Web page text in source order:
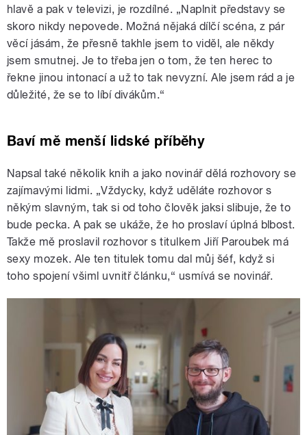
hlavě a pak v televizi, je rozdílné. „Naplnit představy se
skoro nikdy nepovede. Možná nějaká dílčí scéna, z pár
věcí jásám, že přesně takhle jsem to viděl, ale někdy
jsem smutnej. Je to třeba jen o tom, že ten herec to
řekne jinou intonací a už to tak nevyzní. Ale jsem rád a je
důležité, že se to líbí divákům.“
Baví mě menší lidské příběhy
Napsal také několik knih a jako novinář dělá rozhovory se
zajímavými lidmi. „Vždycky, když uděláte rozhovor s
někým slavným, tak si od toho člověk jaksi slibuje, že to
bude pecka. A pak se ukáže, že ho proslaví úplná blbost.
Takže mě proslavil rozhovor s titulkem Jiří Paroubek má
sexy mozek. Ale ten titulek tomu dal můj šéf, když si
toho spojení všiml uvnitř článku,“ usmívá se novinář.